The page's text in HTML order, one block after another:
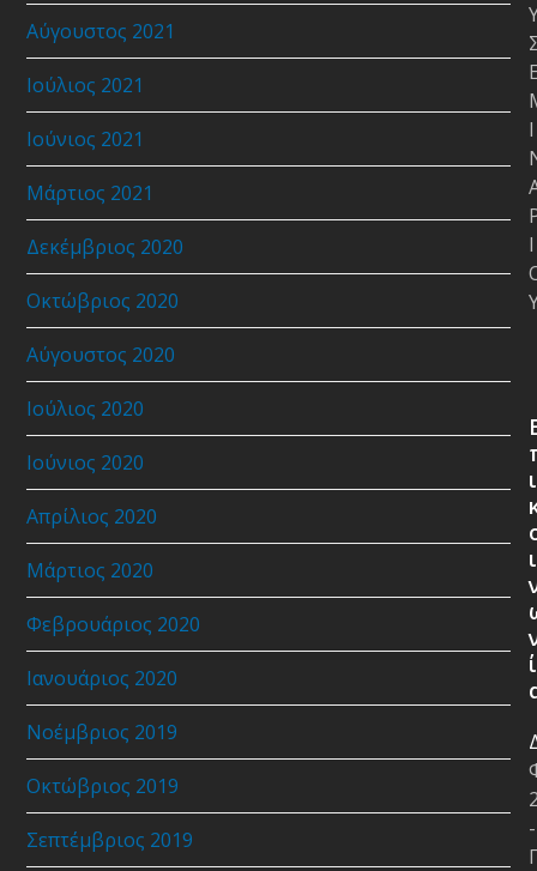
Αύγουστος 2021
Ιούλιος 2021
Ιούνιος 2021
Μάρτιος 2021
Δεκέμβριος 2020
Οκτώβριος 2020
Αύγουστος 2020
Ιούλιος 2020
Ιούνιος 2020
Απρίλιος 2020
Μάρτιος 2020
Φεβρουάριος 2020
Ιανουάριος 2020
Νοέμβριος 2019
Οκτώβριος 2019
Σεπτέμβριος 2019
Ι
Ι
ι
ι
ί
-